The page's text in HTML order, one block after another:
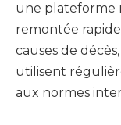
une plateforme
remontée
causes de
utilisent
aux normes